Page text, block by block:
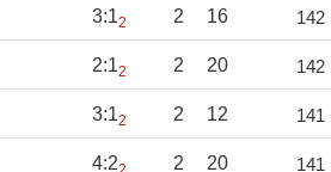
3:12 2 16 142
2:12 2 20 142
3:12 2 12 141
4:2 2 20 141